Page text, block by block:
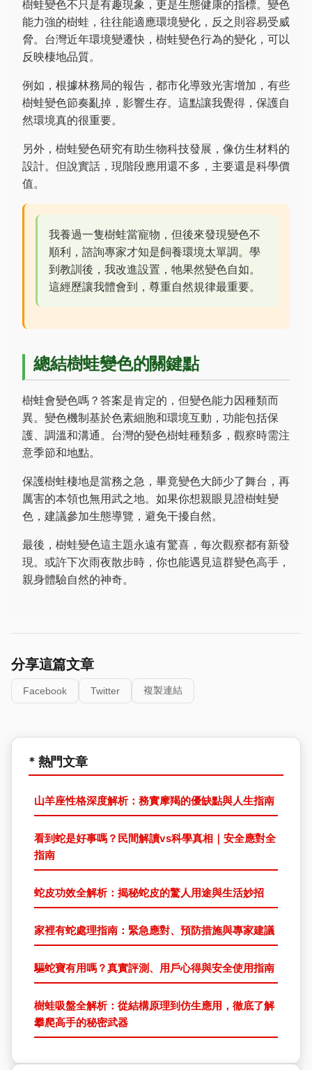
樹蛙變色不只是有趣現象，更是生態健康的指標。變色
能力強的樹蛙，往往能適應環境變化，反之則容易受威
脅。台灣近年環境變遷快，樹蛙變色行為的變化，可以
反映棲地品質。
例如，根據林務局的報告，都市化導致光害增加，有些
樹蛙變色節奏亂掉，影響生存。這點讓我覺得，保護自
然環境真的很重要。
另外，樹蛙變色研究有助生物科技發展，像仿生材料的
設計。但說實話，現階段應用還不多，主要還是科學價
值。
我養過一隻樹蛙當寵物，但後來發現變色不
順利，諮詢專家才知是飼養環境太單調。學
到教訓後，我改進設置，牠果然變色自如。
這經歷讓我體會到，尊重自然規律最重要。
總結樹蛙變色的關鍵點
樹蛙會變色嗎？答案是肯定的，但變色能力因種類而
異。變色機制基於色素細胞和環境互動，功能包括保
護、調溫和溝通。台灣的變色樹蛙種類多，觀察時需注
意季節和地點。
保護樹蛙棲地是當務之急，畢竟變色大師少了舞台，再
厲害的本領也無用武之地。如果你想親眼見證樹蛙變
色，建議參加生態導覽，避免干擾自然。
最後，樹蛙變色這主題永遠有驚喜，每次觀察都有新發
現。或許下次雨夜散步時，你也能遇見這群變色高手，
親身體驗自然的神奇。
分享這篇文章
Facebook Twitter 複製連結
* 熱門文章
山羊座性格深度解析：務實摩羯的優缺點與人生指南
看到蛇是好事嗎？民間解讀vs科學真相｜安全應對全
指南
蛇皮功效全解析：揭秘蛇皮的驚人用途與生活妙招
家裡有蛇處理指南：緊急應對、預防措施與專家建議
驅蛇寶有用嗎？真實評測、用戶心得與安全使用指南
樹蛙吸盤全解析：從結構原理到仿生應用，徹底了解
攀爬高手的秘密武器